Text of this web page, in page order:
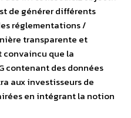
de générer différents
réglementations /
transparente et
convaincu que la
contenant des données
aux investisseurs de
en intégrant la notion